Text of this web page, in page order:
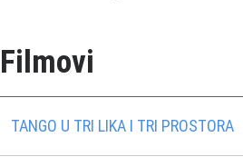
Filmovi
TANGO U TRI LIKA I TRI PROSTORA